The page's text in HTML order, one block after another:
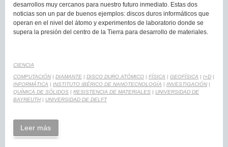
desarrollos muy cercanos para nuestro futuro inmediato. Estas dos
noticias son un par de buenos ejemplos: discos duros informáticos que
operan en el nivel del átomo y experimentos de laboratorio donde se
supera la presión del centro de la Tierra para desarrollo de materiales.
CIENCIA
COMPUTACIÓN | DIAMANTE | DISCO DURO ATÓMICO | FÍSICA | GEOFÍSICA | I+D |
INFORMÁTICA | INSTITUTO IBÉRICO DE NANOTECNOLOGÍA | INVESTIGACIÓN |
QUÍMICA DE SÓLIDOS | RESISTENCIA DE MATERIALES | UNIVERSIDAD DE
BAYREUTH | UNIVERSIDAD DE DELFT
Leer más